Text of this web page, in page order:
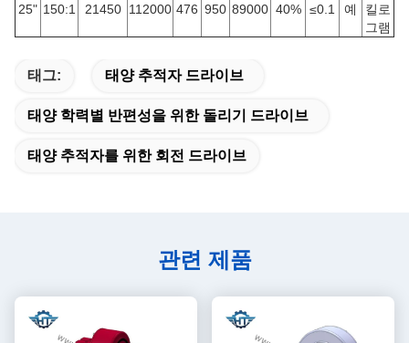
25" 150:1 21450 112000 476 950 89000 40% ≤0.1 예
킬로
그램
태그: 태양 추적자 드라이브
태양 학력별 반편성을 위한 돌리기 드라이브
태양 추적자를 위한 회전 드라이브
관련 제품